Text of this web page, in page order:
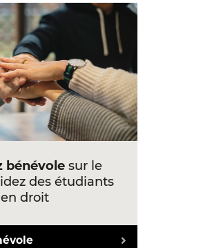
bénévole sur le
des étudiants
en droit